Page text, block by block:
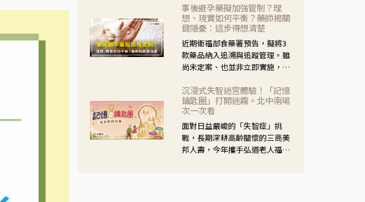
會理事長陳龍醫師解說！
事後避孕藥擬加強管制？理
想、現實如何平衡？藥師揭關
鍵隱憂：這步得想清楚
近期衛福部食藥署預告，擬將3
款藥品納入追溯與追蹤管理。雖
尚未定案、也並非立即實施，不
人杰藥師表示，這三款藥物目
的、作用、風險各有不同，管制
與否所帶來的後許影響也不同，
可先了解其特性。
沉浸式失智迷宮體驗！「記憶
鑰匙圈」打開迷霧。北中南場
次一次看
面對日益嚴峻的「失智症」挑
戰，長期深耕高齡關懷的三商美
邦人壽，今年攜手弘道老人福利